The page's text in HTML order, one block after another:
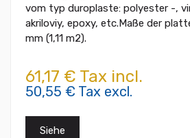
vom typ duroplaste: polyester -,
akriloviy, epoxy, etc.Maße der
mm (1,11 m2).
61,17 € Tax incl.
50,55 € Tax excl.
Siehe